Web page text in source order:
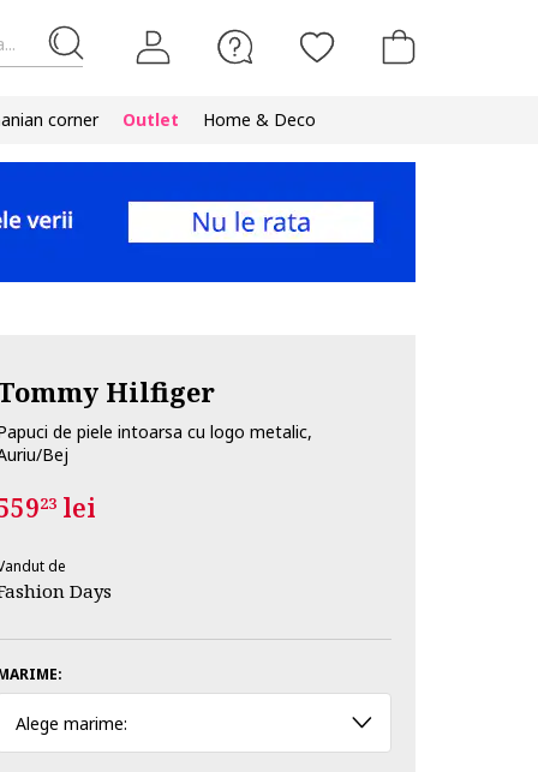
corner Outlet Home & Deco
Hilfiger
de piele intoarsa cu logo metalic,
Bej
23lei
de
Days
Alege marime: